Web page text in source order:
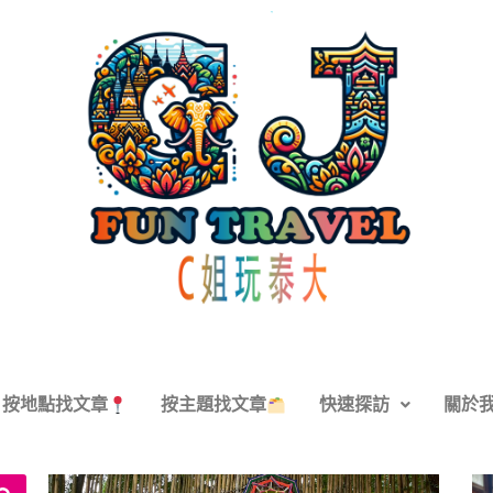
按地點找文章 按主題找文章 快速探訪 關於